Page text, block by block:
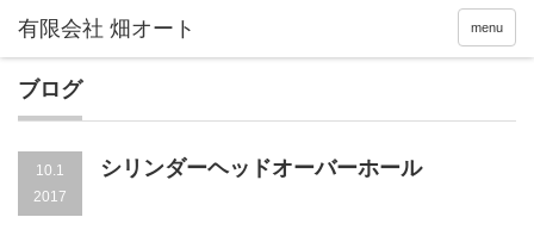
menu
ブログ
10.1
2017
シリンダーヘッドオーバーホール